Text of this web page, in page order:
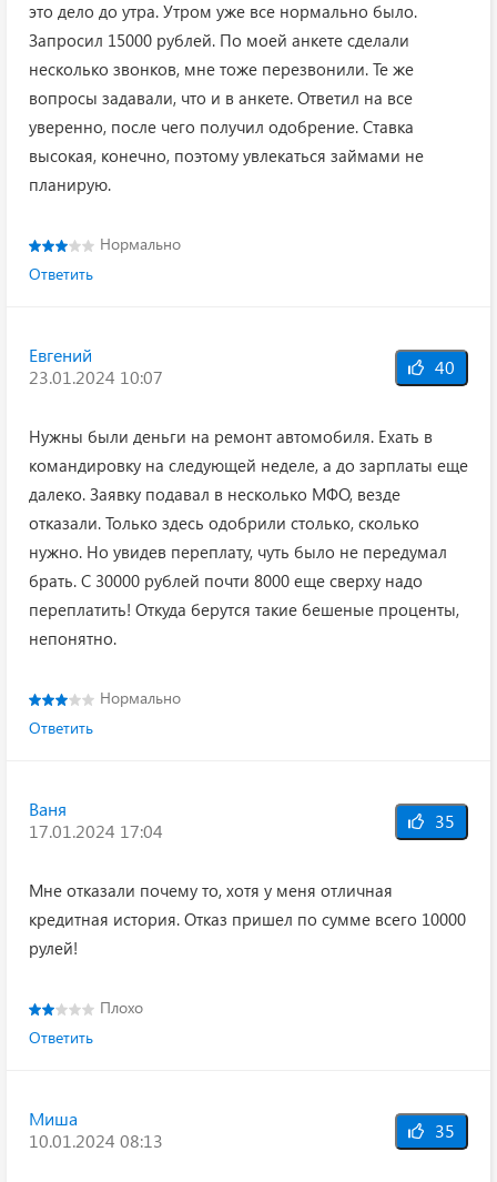
это дело до утра. Утром уже все нормально было.
Запросил 15000 рублей. По моей анкете сделали
несколько звонков, мне тоже перезвонили. Те же
вопросы задавали, что и в анкете. Ответил на все
уверенно, после чего получил одобрение. Ставка
высокая, конечно, поэтому увлекаться займами не
планирую.
Нормально
Ответить
Евгений
23.01.2024 10:07
40
Нужны были деньги на ремонт автомобиля. Ехать в
командировку на следующей неделе, а до зарплаты еще
далеко. Заявку подавал в несколько МФО, везде
отказали. Только здесь одобрили столько, сколько
нужно. Но увидев переплату, чуть было не передумал
брать. С 30000 рублей почти 8000 еще сверху надо
переплатить! Откуда берутся такие бешеные проценты,
непонятно.
Нормально
Ответить
Ваня
17.01.2024 17:04
35
Мне отказали почему то, хотя у меня отличная
кредитная история. Отказ пришел по сумме всего 10000
рулей!
Плохо
Ответить
Миша
10.01.2024 08:13
35